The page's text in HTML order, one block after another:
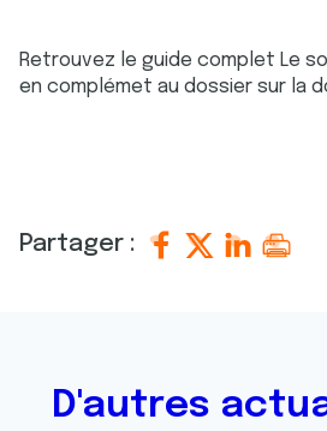
Retrouvez le guide complet Le
en complémet au dossier sur la
Partager :
D'autres